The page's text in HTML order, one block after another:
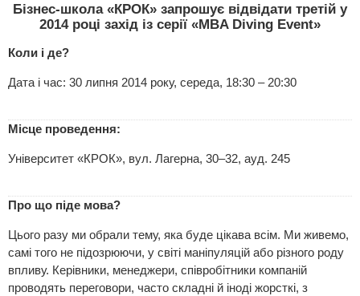
Бізнес-школа «КРОК» запрошує відвідати третій у
2014 році захід із серії «MBA Diving Event»
Коли і де?
Дата і час: 30 липня 2014 року, середа, 18:30 – 20:30
Місце проведення:
Університет «КРОК», вул. Лагерна, 30–32, ауд. 245
Про що піде мова?
Цього разу ми обрали тему, яка буде цікава всім. Ми живемо,
самі того не підозрюючи, у світі маніпуляцій або різного роду
впливу. Керівники, менеджери, співробітники компаній
проводять переговори, часто складні й іноді жорсткі, з